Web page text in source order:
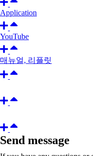
Application
YouTube
매뉴얼, 리플릿
Send message